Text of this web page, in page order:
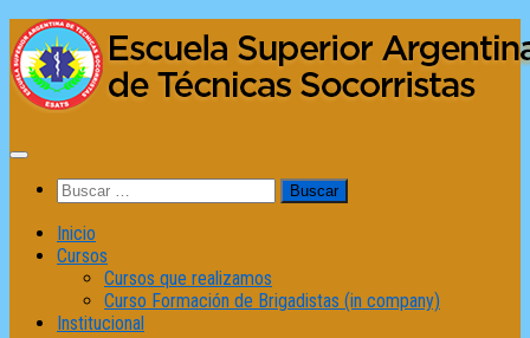
Saltar
al
contenido
Buscar:
Inicio
Cursos
Cursos que realizamos
Curso Formación de Brigadistas (in company)
Institucional